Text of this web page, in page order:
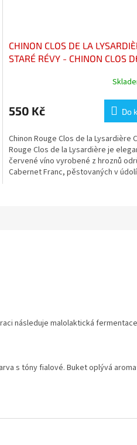
CHINON CLOS DE LA
STARÉ RÉVY - CHINON CLOS
550 Kč Do
Chinon Rouge Clos de la Lysardière
Rouge Clos de la Lysardière je
červené víno vyrobené z hroznů
Cabernet Franc, pěstovaných v
následuje malolaktická
s tóny fialové. Buket oplývá